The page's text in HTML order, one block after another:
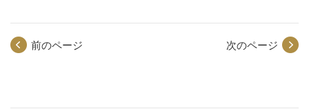
前のページ 次のページ